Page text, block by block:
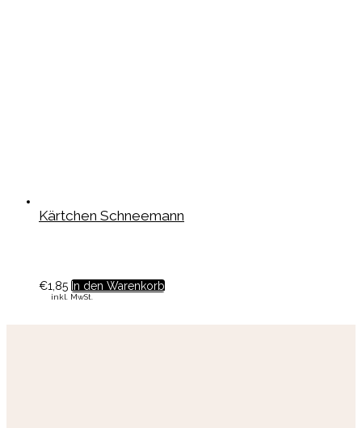
Kärtchen Schneemann
€1,85 In den Warenkorb
inkl. MwSt.